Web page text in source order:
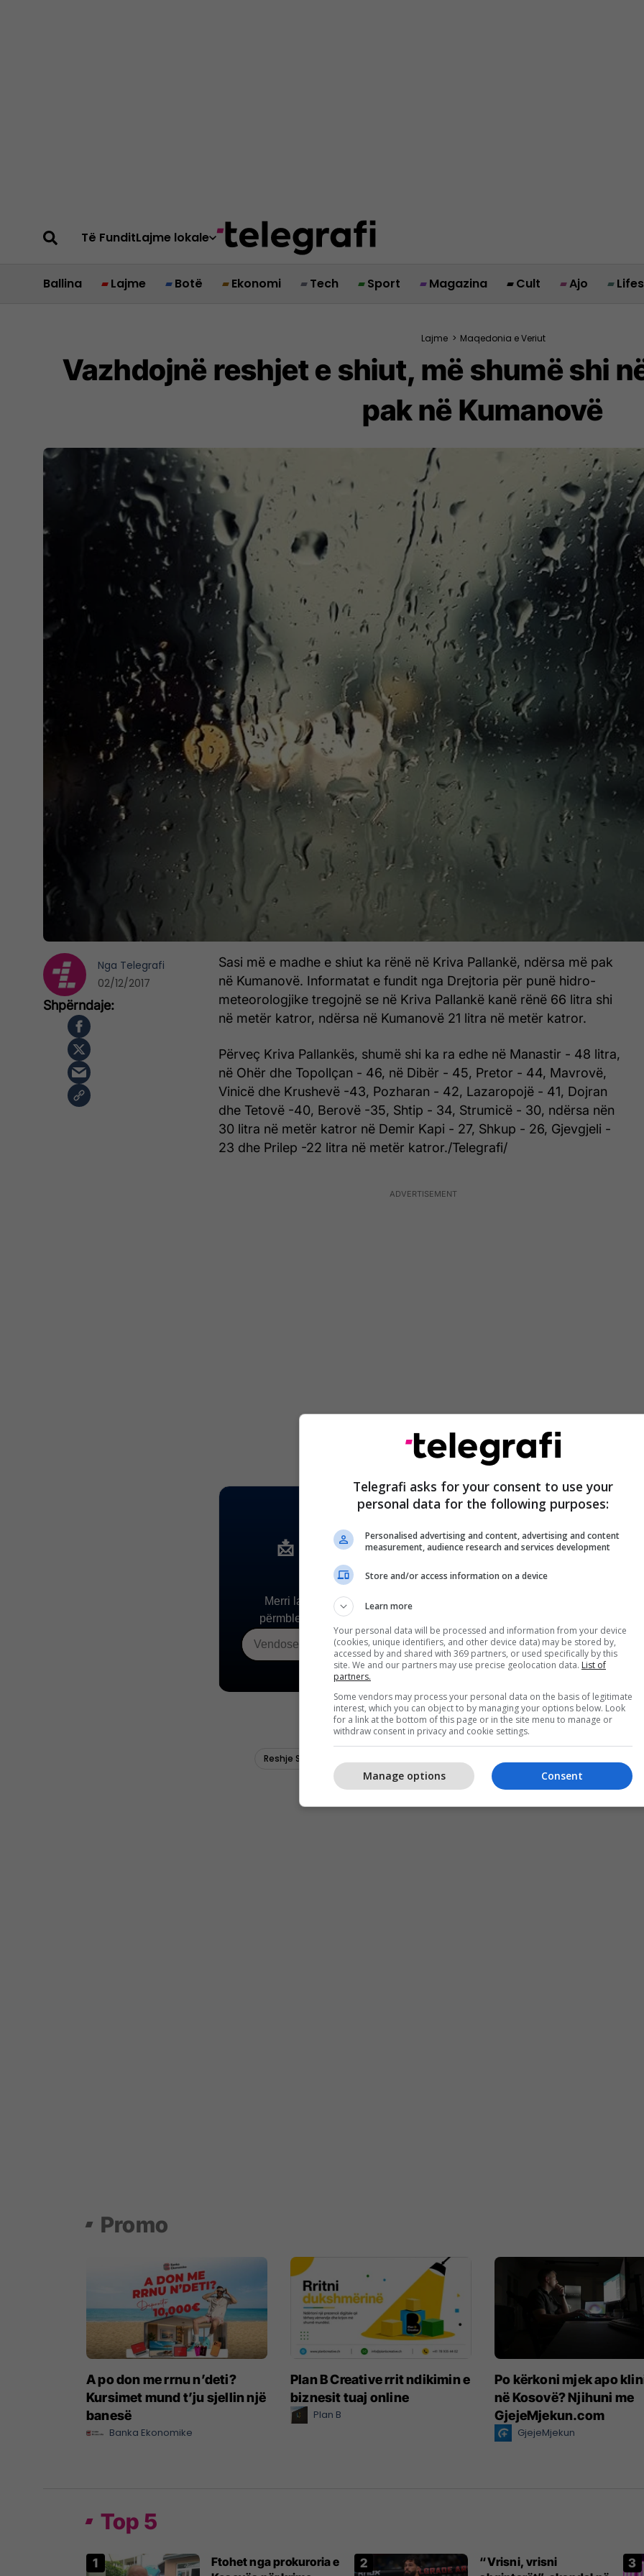
Të FunditLajme lokale
Ballina Lajme Botë Ekonomi Tech Sport Magazina Cult Ajo
Lajme > Maqedonia e Veriut
Vazhdojnë reshjet e shiut, më shumë shi
pak në Kumanovë
Sasi më e madhe e shiut ka rënë në Kriva Pallankë, ndërsa më pak
në Kumanovë. Informatat e fundit nga Drejtoria për punë hidro-
meteorologjike tregojnë se në Kriva Pallankë kanë rënë 66 litra shi
në metër katror, ndërsa në Kumanovë 21 litra në metër katror.
Përveç Kriva Pallankës, shumë shi ka ra edhe në Manastir - 48 litra,
në Ohër dhe Topollçan - 46, në Dibër - 45, Pretor - 44, Mavrovë,
Vinicë dhe Krushevë -43, Pozharan - 42, Lazaropojë - 41, Dojran
dhe Tetovë -40, Berovë -35, Shtip - 34, Strumicë - 30, ndërsa nën
30 litra në metër katror në Demir Kapi - 27, Shkup - 26, Gjevgjeli -
23 dhe Prilep -22 litra në metër katror./Telegrafi/
Nga Telegrafi
02/12/2017
Telegrafi asks for your consent to use your
personal data for the following purposes:
Personalised advertising and content, advertising and content
measurement, audience research and services development
Store and/or access information on a device
Learn more
Your personal data will be processed and information from your device
(cookies, unique identifiers, and other device data) may be stored by,
accessed by and shared with 369 partners, or used specifically by this
site. We and our partners may use precise geolocation data. List of
partners.
Some vendors may process your personal data on the basis of legitimate
interest, which you can object to by managing your options below. Look
for a link at the bottom of this page or in the site menu to manage or
withdraw consent in privacy and cookie settings.
Consent
Manage options